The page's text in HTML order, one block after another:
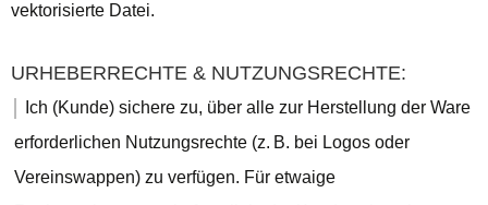
vektorisierte Datei.
URHEBERRECHTE & NUTZUNGSRECHTE:
Ich (Kunde) sichere zu, über alle zur Herstellung der Ware
erforderlichen Nutzungsrechte (z. B. bei Logos oder
Vereinswappen) zu verfügen. Für etwaige